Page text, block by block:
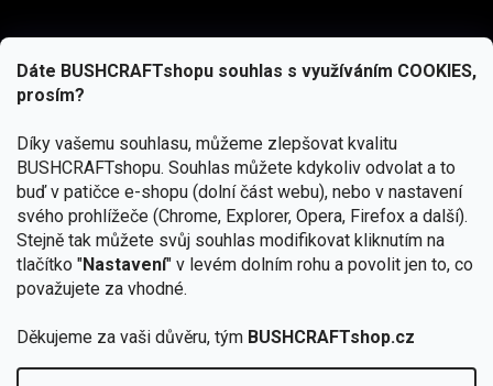
Dáte BUSHCRAFTshopu souhlas s využíváním COOKIES,
prosím?
Díky vašemu souhlasu, můžeme zlepšovat kvalitu
BUSHCRAFTshopu. Souhlas můžete kdykoliv odvolat a to
buď v patičce e-shopu (dolní část webu), nebo v nastavení
svého prohlížeče (Chrome, Explorer, Opera, Firefox a další).
Stejně tak můžete svůj souhlas modifikovat kliknutím na
tlačítko "Nastavení" v levém dolním rohu a povolit jen to, co
považujete za vhodné.
Děkujeme za vaši důvěru, tým BUSHCRAFTshop.cz
podmínkami ochrany osobních údajů